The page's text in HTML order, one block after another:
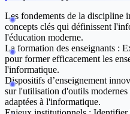
Les fondements de la discipline
concepts clés qui définissent
l'éducation moderne.
La formation des enseignants :
pour former efficacement les
l'informatique.
Dispositifs d’enseignement
sur l'utilisation d'outils modernes
adaptées à l'informatique.